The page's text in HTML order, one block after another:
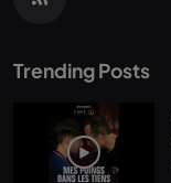
Trending Posts